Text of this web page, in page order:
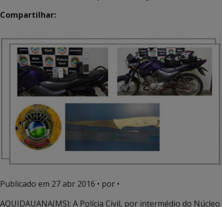
Compartilhar:
Publicado em 27 abr 2016 • por •
AQUIDAUANA(MS): A Polícia Civil, por intermédio do Núcleo